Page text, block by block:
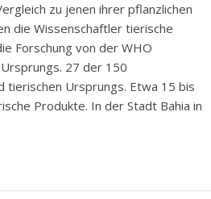
zu jenen ihrer pflanzlichen
die Wissenschaftler tierische
Forschung von der WHO
27 der 150
tierischen Ursprungs. Etwa 15 bis
Produkte. In der Stadt Bahia in